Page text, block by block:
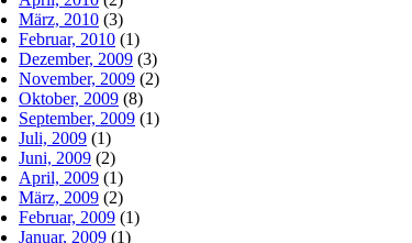
März, 2010 (3)
Februar, 2010 (1)
Dezember, 2009 (3)
November, 2009 (2)
Oktober, 2009 (8)
September, 2009 (1)
Juli, 2009 (1)
Juni, 2009 (2)
April, 2009 (1)
März, 2009 (2)
Februar, 2009 (1)
Januar, 2009 (1)